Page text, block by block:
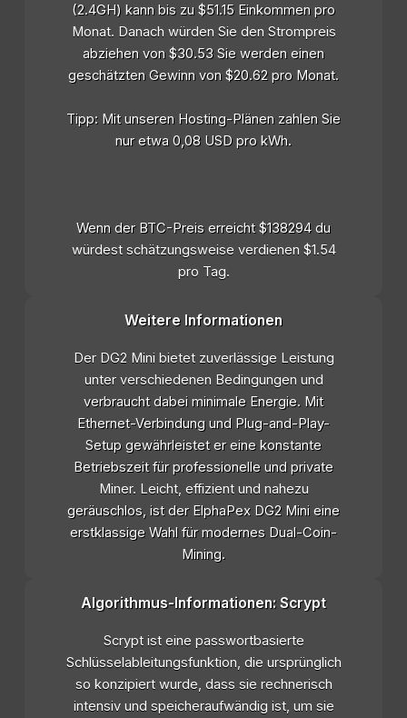
(2.4GH) kann bis zu $51.15 Einkommen pro
Monat. Danach würden Sie den Strompreis
abziehen von $30.53 Sie werden einen
geschätzten Gewinn von $20.62 pro Monat.
Tipp: Mit unseren Hosting-Plänen zahlen Sie
nur etwa 0,08 USD pro kWh.
Wenn der BTC-Preis erreicht $138294 du
würdest schätzungsweise verdienen $1.54
pro Tag.
Weitere Informationen
Der DG2 Mini bietet zuverlässige Leistung
unter verschiedenen Bedingungen und
verbraucht dabei minimale Energie. Mit
Ethernet-Verbindung und Plug-and-Play-
Setup gewährleistet er eine konstante
Betriebszeit für professionelle und private
Miner. Leicht, effizient und nahezu
geräuschlos, ist der ElphaPex DG2 Mini eine
erstklassige Wahl für modernes Dual-Coin-
Mining.
Algorithmus-Informationen: Scrypt
Scrypt ist eine passwortbasierte
Schlüsselableitungsfunktion, die ursprünglich
so konzipiert wurde, dass sie rechnerisch
intensiv und speicheraufwändig ist, um sie